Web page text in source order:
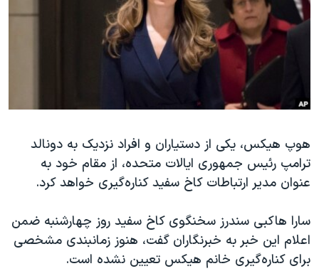
فرهنگ و زندگی
حقوق شهروندی
اقتصادی
علم و فناوری
گالری عکس
آرشیو پخش زنده
مستندها
انتخابات ریاست جمهوری آمریکا ۲۰۲۴
حمله جمهوری اسلامی به اسرائیل
اعتراضات زن، زندگی، آزادی
مجموعه مستندهای دادخواهی
تریبونال مردمی آبان ۹۸
دادگاه حمید نوری
چهل سال گروگان‌گیری
قانون شفافیت دارائی کادر رهبری ایران
دنبال کنید
زبانهای مختلف
هوپ هیکس، یکی از دستیاران و افراد نزدیک به دونالد
ترامپ رئیس جمهوری ایالات متحده، از مقام خود به
عنوان مدیر ارتباطات کاخ سفید کناره‌گیری خواهد کرد.
سارا هاکبی سندرز سخنگوی کاخ سفید روز چهارشنبه ضمن
اعلام این خبر به خبرنگاران گفت، هنوز زمانبندی مشخصی
برای کناره‌گیری خانم هیکس تعیین نشده است.